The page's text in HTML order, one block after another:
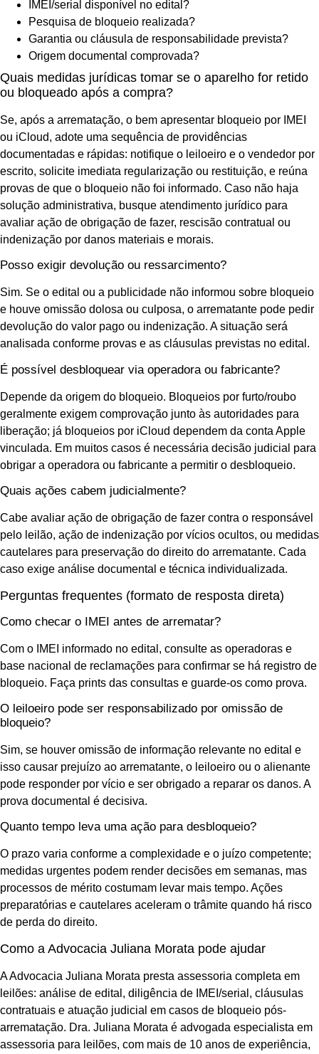
IMEI/serial disponível no edital?
Pesquisa de bloqueio realizada?
Garantia ou cláusula de responsabilidade prevista?
Origem documental comprovada?
Quais medidas jurídicas tomar se o aparelho for retido
ou bloqueado após a compra?
Se, após a arrematação, o bem apresentar bloqueio por IMEI
ou iCloud, adote uma sequência de providências
documentadas e rápidas: notifique o leiloeiro e o vendedor por
escrito, solicite imediata regularização ou restituição, e reúna
provas de que o bloqueio não foi informado. Caso não haja
solução administrativa, busque atendimento jurídico para
avaliar ação de obrigação de fazer, rescisão contratual ou
indenização por danos materiais e morais.
Posso exigir devolução ou ressarcimento?
Sim. Se o edital ou a publicidade não informou sobre bloqueio
e houve omissão dolosa ou culposa, o arrematante pode pedir
devolução do valor pago ou indenização. A situação será
analisada conforme provas e as cláusulas previstas no edital.
É possível desbloquear via operadora ou fabricante?
Depende da origem do bloqueio. Bloqueios por furto/roubo
geralmente exigem comprovação junto às autoridades para
liberação; já bloqueios por iCloud dependem da conta Apple
vinculada. Em muitos casos é necessária decisão judicial para
obrigar a operadora ou fabricante a permitir o desbloqueio.
Quais ações cabem judicialmente?
Cabe avaliar ação de obrigação de fazer contra o responsável
pelo leilão, ação de indenização por vícios ocultos, ou medidas
cautelares para preservação do direito do arrematante. Cada
caso exige análise documental e técnica individualizada.
Perguntas frequentes (formato de resposta direta)
Como checar o IMEI antes de arrematar?
Com o IMEI informado no edital, consulte as operadoras e
base nacional de reclamações para confirmar se há registro de
bloqueio. Faça prints das consultas e guarde-os como prova.
O leiloeiro pode ser responsabilizado por omissão de
bloqueio?
Sim, se houver omissão de informação relevante no edital e
isso causar prejuízo ao arrematante, o leiloeiro ou o alienante
pode responder por vício e ser obrigado a reparar os danos. A
prova documental é decisiva.
Quanto tempo leva uma ação para desbloqueio?
O prazo varia conforme a complexidade e o juízo competente;
medidas urgentes podem render decisões em semanas, mas
processos de mérito costumam levar mais tempo. Ações
preparatórias e cautelares aceleram o trâmite quando há risco
de perda do direito.
Como a Advocacia Juliana Morata pode ajudar
A Advocacia Juliana Morata presta assessoria completa em
leilões: análise de edital, diligência de IMEI/serial, cláusulas
contratuais e atuação judicial em casos de bloqueio pós-
arrematação. Dra. Juliana Morata é advogada especialista em
assessoria para leilões, com mais de 10 anos de experiência,